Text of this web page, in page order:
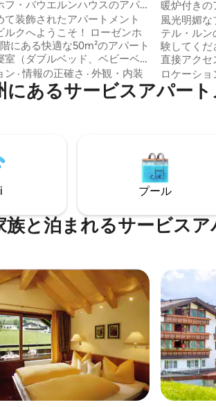
フ・バウエルンハウスのアパ
・アドラービック
て装飾されたアパートメント
へようこそ！ ローゼンホ
にある快適な50m²のアパート
室（ダブルベッド、ベビーベ
ダイニングテーブル付きキッ
チン（セラミックコンロ、電
冷蔵庫）、ソファベッド付き
のバルコニー。天井の高さが
）ので、アパートはアルプ
放っています。
ン ·情報の正確さ · 外観・内装
ト
暖炉付きの
｜朝食オプ
風光明媚
テル・ル
験してくだ
直接アクセ
ス、美しい
い。このア
なリビング
料でご利用
スキーヤー
ルサービス
に最適です。
ロケーショ
あるサービスアパー
プール
族と泊まれるサービスア